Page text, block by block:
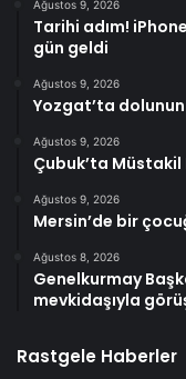
Ağustos 9, 2026
Tarihi adım!
gün geldi
Ağustos 9, 2026
Yozgat’ta
Ağustos 9, 2026
Çubuk’ta Müstakil
Ağustos 9, 2026
Mersin’de bir
Ağustos 8, 2026
Genelkurmay
mevkidaşıyla
Rastgele Haberler